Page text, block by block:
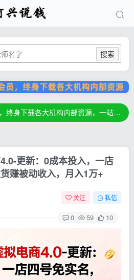
搜索
源，一站式草根创业基地，最新最强网赚教程大全，小投入，大回报！
源，一站式草根创业基地，最新最强网赚教程大全，小投入，大回报！
更新：0成本投入，一店
赚被动收入，月入1万+
关注 私信
0 59 10